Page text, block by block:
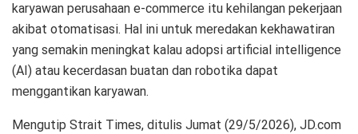
karyawan perusahaan e-commerce itu kehilangan pekerjaan
akibat otomatisasi. Hal ini untuk meredakan kekhawatiran
yang semakin meningkat kalau adopsi artificial intelligence
(AI) atau kecerdasan buatan dan robotika dapat
menggantikan karyawan.
Mengutip Strait Times, ditulis Jumat (29/5/2026), JD.com